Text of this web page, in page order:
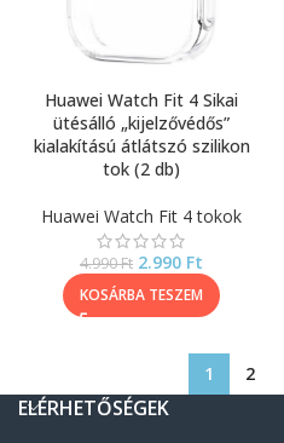
Huawei Watch Fit 4 Sikai
ütésálló „kijelzővédős”
kialakítású átlátszó szilikon
tok (2 db)
Huawei Watch Fit 4 tokok
4.990Ft 2.990 Ft
KOSÁRBA TESZEM
1 2
ELÉRHETŐSÉGEK